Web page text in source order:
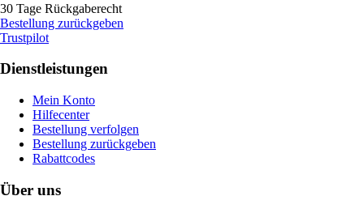
30 Tage Rückgaberecht
Bestellung zurückgeben
Trustpilot
Dienstleistungen
Mein Konto
Hilfecenter
Bestellung verfolgen
Bestellung zurückgeben
Rabattcodes
Über uns